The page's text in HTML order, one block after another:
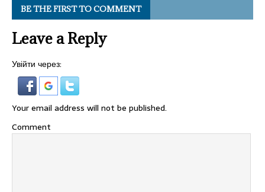
BE THE FIRST TO COMMENT
Leave a Reply
Увійти через:
Your email address will not be published.
Comment